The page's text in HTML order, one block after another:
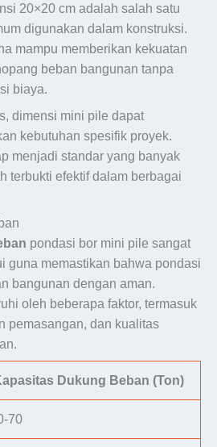
20×20 cm adalah salah satu
digunakan dalam konstruksi.
mampu memberikan kekuatan
beban bangunan tanpa
biaya.
dimensi mini pile dapat
kebutuhan spesifik proyek.
menjadi standar yang banyak
terbukti efektif dalam berbagai
pondasi bor mini pile sangat
guna memastikan bahwa pondasi
bangunan dengan aman.
oleh beberapa faktor, termasuk
pemasangan, dan kualitas
Dukung Beban (Ton)
70